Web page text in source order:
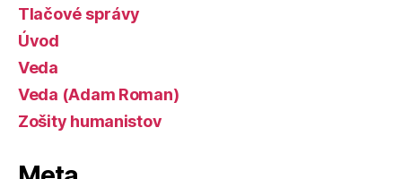
Tlačové správy
Úvod
Veda
Veda (Adam Roman)
Zošity humanistov